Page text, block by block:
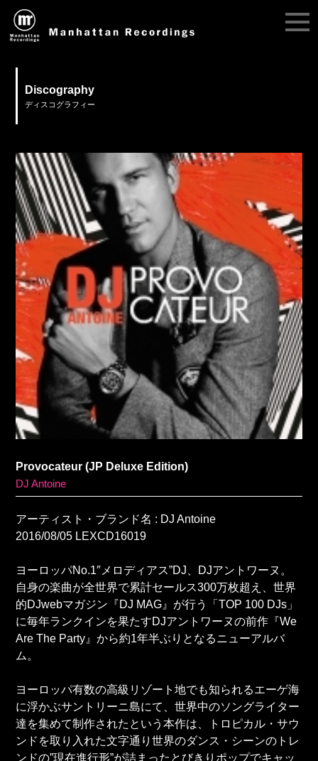
Discography
ディスコグラフィー
Provocateur (JP Deluxe Edition)
DJ Antoine
アーティスト・ブランド名 : DJ Antoine
2016/08/05 LEXCD16019
ヨーロッパNo.1″メロディアス”DJ、DJアントワーヌ。
自身の楽曲が全世界で累計セールス300万枚超え、世界
的DJwebマガジン『DJ MAG』が行う「TOP 100 DJs」
に毎年ランクインを果たすDJアントワーヌの前作『We
Are The Party』から約1年半ぶりとなるニューアルバ
ム。
ヨーロッパ有数の高級リゾート地でも知られるエーゲ海
に浮かぶサントリーニ島にて、世界中のソングライター
達を集めて制作されたという本作は、トロピカル・サウ
ンドを取り入れた文字通り世界のダンス・シーンのトレ
ンドの”現在進行形”が詰まったとびきりポップでキャッ